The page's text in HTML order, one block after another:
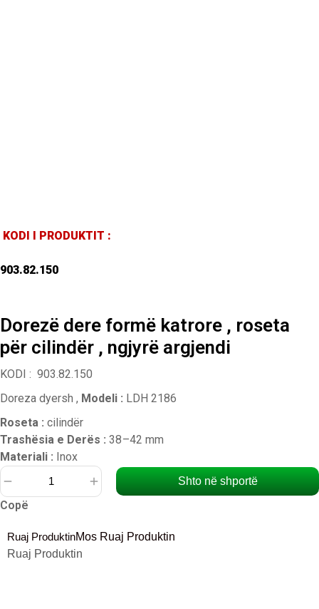
KODI I PRODUKTIT :
903.82.150
Dorezë dere formë katrore , roseta
për cilindër , ngjyrë argjendi
KODI : 903.82.150
Doreza dyersh , Modeli : LDH 2186
Roseta : cilindër
Trashësia e Derës : 38 –42 mm
Materiali : Inox
Dorezë
formë
katrore
Shto në shportë
Copë
Ruaj ProduktinMos Ruaj Produktin
Ruaj Produktin